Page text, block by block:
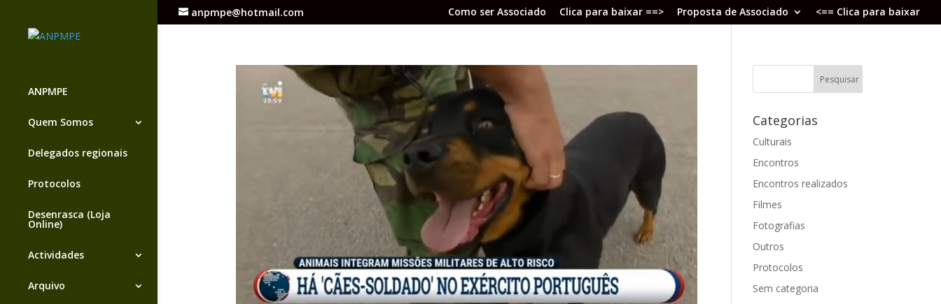
anpmpe@hotmail.com Como ser Associado Clica para baixar ==> Proposta de Associado <== Clica para baixar
ANPMPE
Quem Somos
Delegados regionais
Protocolos
Desenrasca (Loja
Online)
Actividades
Arquivo
Categorias
Culturais
Encontros
Encontros realizados
Filmes
Fotografias
Outros
Protocolos
Sem categoria